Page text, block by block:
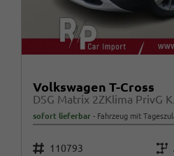
Volkswagen T-Cross
DSG Matrix 2ZKlima PrivG
sofort lieferbar Fahrzeug mit
Fahrzeugnr. 110793 Getriebe